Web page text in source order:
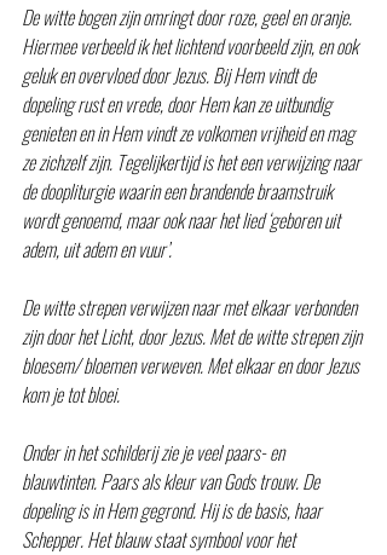
De witte bogen zijn omringt door roze, geel en oranje.
Hiermee verbeeld ik het lichtend voorbeeld zijn, en ook
geluk en overvloed door Jezus. Bij Hem vindt de
dopeling rust en vrede, door Hem kan ze uitbundig
genieten en in Hem vindt ze volkomen vrijheid en mag
ze zichzelf zijn. Tegelijkertijd is het een verwijzing naar
de doopliturgie waarin een brandende braamstruik
wordt genoemd, maar ook naar het lied ‘geboren uit
adem, uit adem en vuur’.
De witte strepen verwijzen naar met elkaar verbonden
zijn door het Licht, door Jezus. Met de witte strepen zijn
bloesem/ bloemen verweven. Met elkaar en door Jezus
kom je tot bloei.
Onder in het schilderij zie je veel paars- en
blauwtinten. Paars als kleur van Gods trouw. De
dopeling is in Hem gegrond. Hij is de basis, haar
Schepper. Het blauw staat symbool voor het